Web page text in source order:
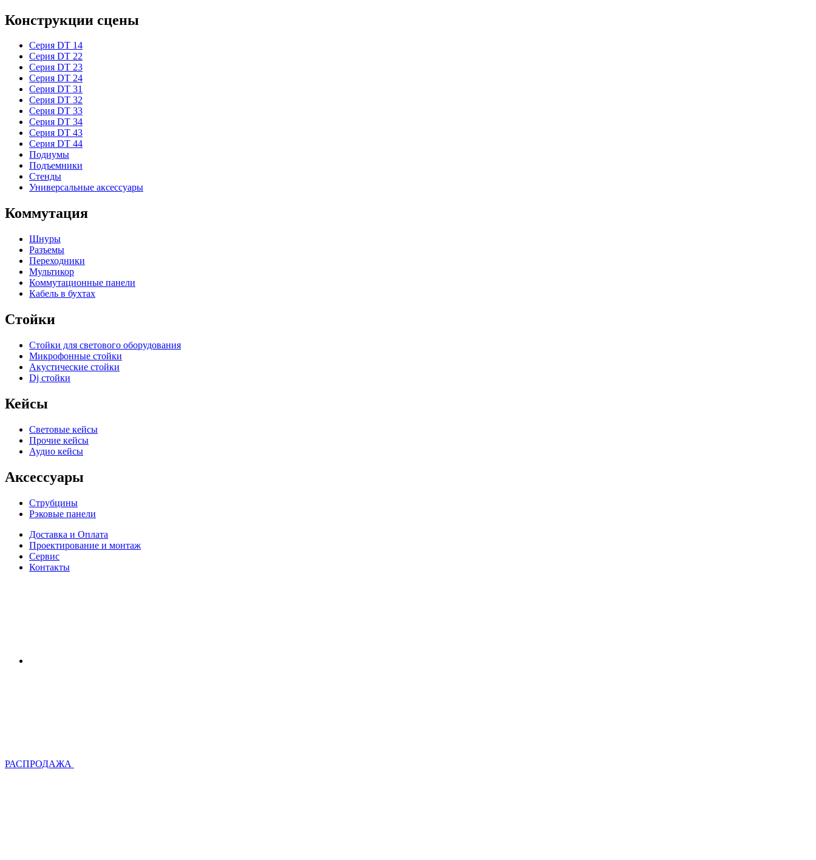
Конструкции сцены
Серия DT 14
Серия DT 22
Серия DT 23
Серия DT 24
Серия DT 31
Серия DT 32
Серия DT 33
Серия DT 34
Серия DT 43
Серия DT 44
Подиумы
Подъемники
Стенды
Универсальные аксессуары
Коммутация
Шнуры
Разъемы
Переходники
Мультикор
Коммутационные панели
Кабель в бухтах
Стойки
Стойки для светового оборудования
Микрофонные стойки
Акустические стойки
Dj стойки
Кейсы
Световые кейсы
Прочие кейсы
Аудио кейсы
Аксессуары
Струбцины
Рэковые панели
Доставка и Оплата
Проектирование и монтаж
Сервис
Контакты
РАСПРОДАЖА